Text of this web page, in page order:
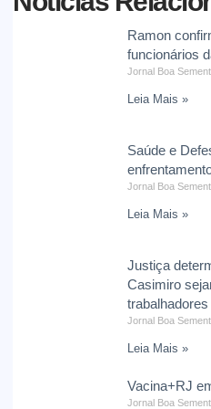
Ramon
funcionários
Jornal Boa
Leia Mais »
Saúde e
Jornal Boa
Leia Mais »
Justiça
Casimiro
Jornal Boa
Leia Mais »
Vacina+RJ
Jornal Boa